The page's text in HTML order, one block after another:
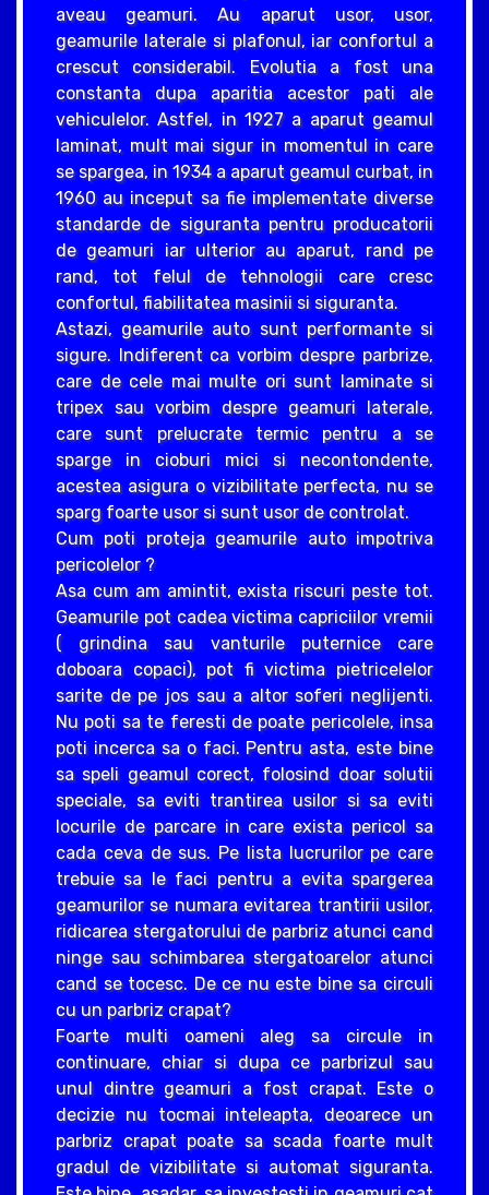
aveau geamuri. Au aparut usor, usor,
geamurile laterale si plafonul, iar confortul a
crescut considerabil. Evolutia a fost una
constanta dupa aparitia acestor pati ale
vehiculelor. Astfel, in 1927 a aparut geamul
laminat, mult mai sigur in momentul in care
se spargea, in 1934 a aparut geamul curbat, in
1960 au inceput sa fie implementate diverse
standarde de siguranta pentru producatorii
de geamuri iar ulterior au aparut, rand pe
rand, tot felul de tehnologii care cresc
confortul, fiabilitatea masinii si siguranta.
Astazi, geamurile auto sunt performante si
sigure. Indiferent ca vorbim despre parbrize,
care de cele mai multe ori sunt laminate si
tripex sau vorbim despre geamuri laterale,
care sunt prelucrate termic pentru a se
sparge in cioburi mici si necontondente,
acestea asigura o vizibilitate perfecta, nu se
sparg foarte usor si sunt usor de controlat.
Cum poti proteja geamurile auto impotriva
pericolelor ?
Asa cum am amintit, exista riscuri peste tot.
Geamurile pot cadea victima capriciilor vremii
( grindina sau vanturile puternice care
doboara copaci), pot fi victima pietricelelor
sarite de pe jos sau a altor soferi neglijenti.
Nu poti sa te feresti de poate pericolele, insa
poti incerca sa o faci. Pentru asta, este bine
sa speli geamul corect, folosind doar solutii
speciale, sa eviti trantirea usilor si sa eviti
locurile de parcare in care exista pericol sa
cada ceva de sus. Pe lista lucrurilor pe care
trebuie sa le faci pentru a evita spargerea
geamurilor se numara evitarea trantirii usilor,
ridicarea stergatorului de parbriz atunci cand
ninge sau schimbarea stergatoarelor atunci
cand se tocesc. De ce nu este bine sa circuli
cu un parbriz crapat?
Foarte multi oameni aleg sa circule in
continuare, chiar si dupa ce parbrizul sau
unul dintre geamuri a fost crapat. Este o
decizie nu tocmai inteleapta, deoarece un
parbriz crapat poate sa scada foarte mult
gradul de vizibilitate si automat siguranta.